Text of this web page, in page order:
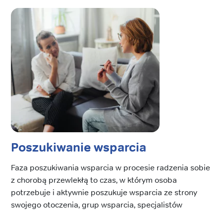
Poszukiwanie wsparcia
Faza poszukiwania wsparcia w procesie radzenia sobie
z chorobą przewlekłą to czas, w którym osoba
potrzebuje i aktywnie poszukuje wsparcia ze strony
swojego otoczenia, grup wsparcia, specjalistów